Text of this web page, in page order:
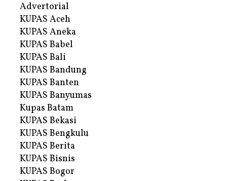
Advertorial
KUPAS Aceh
KUPAS Aneka
KUPAS Babel
KUPAS Bali
KUPAS Bandung
KUPAS Banten
KUPAS Banyumas
Kupas Batam
KUPAS Bekasi
KUPAS Bengkulu
KUPAS Berita
KUPAS Bisnis
KUPAS Bogor